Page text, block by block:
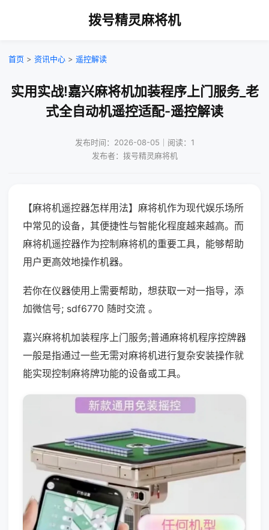
拨号精灵麻将机
首页 > 资讯中心 > 遥控解读
实用实战!嘉兴麻将机加装程序上门服务_老
式全自动机遥控适配-遥控解读
发布时间：2026-08-05｜阅读：1
发布者：拨号精灵麻将机
【麻将机遥控器怎样用法】麻将机作为现代娱乐场所
中常见的设备，其便捷性与智能化程度越来越高。而
麻将机遥控器作为控制麻将机的重要工具，能够帮助
用户更高效地操作机器。
若你在仪器使用上需要帮助，想获取一对一指导，添
加微信号; sdf6770 随时交流 。
嘉兴麻将机加装程序上门服务;普通麻将机程序控牌器
一般是指通过一些无需对麻将机进行复杂安装操作就
能实现控制麻将牌功能的设备或工具。